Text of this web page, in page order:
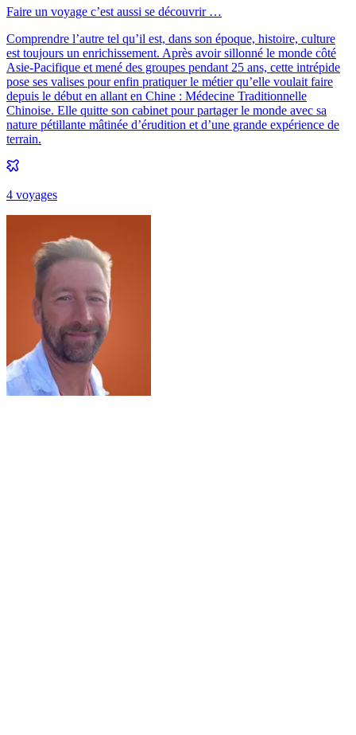
Faire un voyage c’est aussi se découvrir …
Comprendre l’autre tel qu’il est, dans son époque, histoire, culture
est toujours un enrichissement. Après avoir sillonné le monde côté
Asie-Pacifique et mené des groupes pendant 25 ans, cette intrépide
pose ses valises pour enfin pratiquer le métier qu’elle voulait faire
depuis le début en allant en Chine : Médecine Traditionnelle
Chinoise. Elle quitte son cabinet pour partager le monde avec sa
nature pétillante mâtinée d’érudition et d’une grande expérience de
terrain.
4 voyages